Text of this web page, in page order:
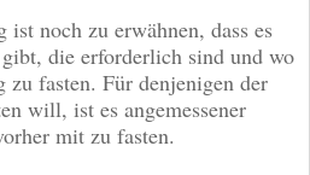
ist noch zu erwähnen, dass es
die erforderlich sind und wo
zu fasten. Für denjenigen der
will, ist es angemessener
mit zu fasten.